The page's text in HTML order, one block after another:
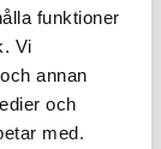
funktioner
Vi
annan
och
med.
MER